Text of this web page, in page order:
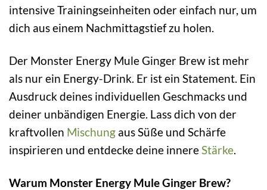
intensive Trainingseinheiten oder einfach nur, um
dich aus einem Nachmittagstief zu holen.
Der Monster Energy Mule Ginger Brew ist mehr
als nur ein Energy-Drink. Er ist ein Statement. Ein
Ausdruck deines individuellen Geschmacks und
deiner unbändigen Energie. Lass dich von der
kraftvollen Mischung aus Süße und Schärfe
inspirieren und entdecke deine innereStärke.
Warum Monster Energy Mule Ginger Brew?